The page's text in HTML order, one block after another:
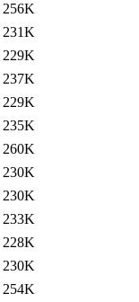
256K
231K
229K
237K
229K
235K
260K
230K
230K
233K
228K
230K
254K